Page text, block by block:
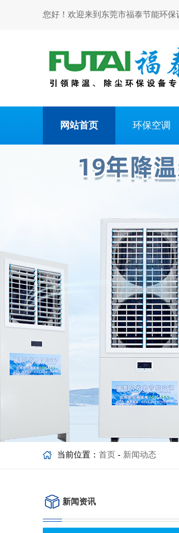
您好！欢迎来到东莞市福泰节能环保
网站首页 环保空调
当前位置： 首页 - 新闻动态
新闻资讯